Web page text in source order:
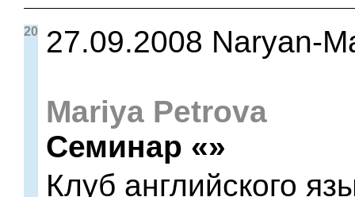
20 27.09.2008 Naryan-
Mariya Petrova
Семинар «»
Клуб английского